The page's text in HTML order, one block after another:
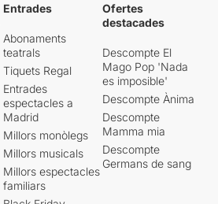
Entrades
Abonaments
teatrals
Tiquets Regal
Entrades
espectacles a
Madrid
Millors monòlegs
Millors musicals
Millors espectacles
familiars
Ofertes
destacades
Descompte El
Mago Pop 'Nada
es imposible'
Descompte Ànima
Descompte
Mamma mia
Descompte
Germans de sang